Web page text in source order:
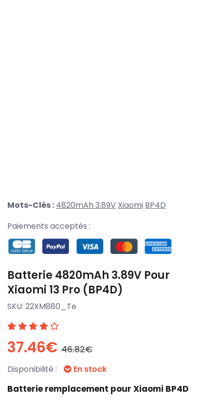
Mots-Clés : 4820mAh 3.89V Xiaomi BP4D
Paiements acceptés :
Batterie 4820mAh 3.89V Pour
Xiaomi 13 Pro (BP4D)
SKU: 22XM880_Te
37.46€ 46.82€
Disponibilité : En stock
Batterie remplacement pour Xiaomi BP4D